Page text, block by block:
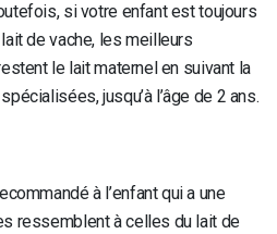
si votre enfant est toujours
de vache, les meilleurs
le lait maternel en suivant la
jusqu’à l’âge de 2 ans.
à l’enfant qui a une
ressemblent à celles du lait de